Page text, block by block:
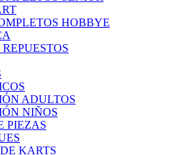
HOBBYE
ADULTOS
NIÑOS
PIEZAS
KARTS